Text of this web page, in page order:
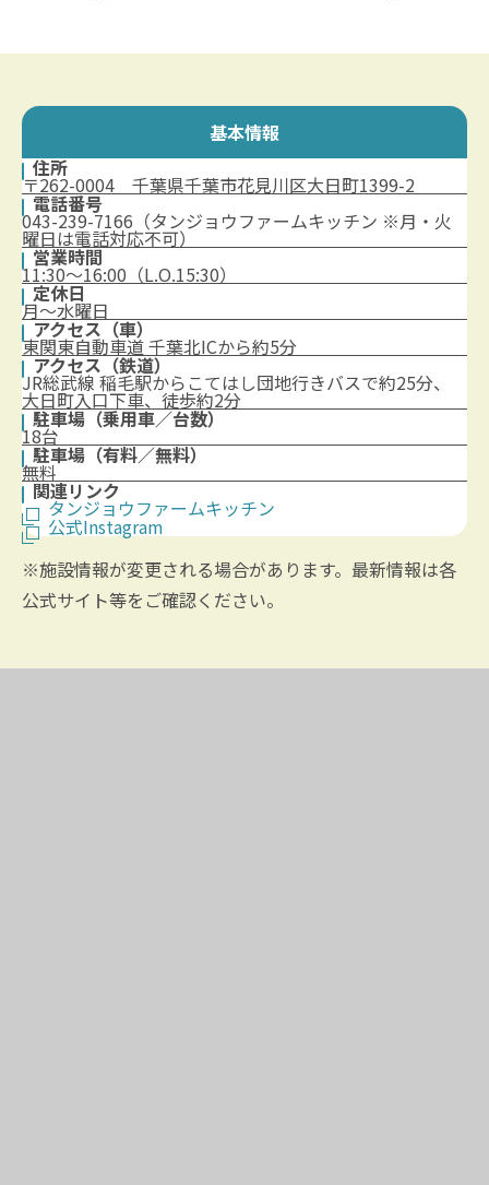
基本情報
住所
〒262-0004 千葉県千葉市花見川区大日町1399-2
電話番号
043-239-7166（タンジョウファームキッチン ※月・火
曜日は電話対応不可）
営業時間
11:30～16:00（L.O.15:30）
定休日
月～水曜日
アクセス（車）
東関東自動車道 千葉北ICから約5分
アクセス（鉄道）
JR総武線 稲毛駅からこてはし団地行きバスで約25分、
大日町入口下車、徒歩約2分
駐車場（乗用車／台数）
18台
駐車場（有料／無料）
無料
関連リンク
タンジョウファームキッチン
公式Instagram
※施設情報が変更される場合があります。最新情報は各
公式サイト等をご確認ください。